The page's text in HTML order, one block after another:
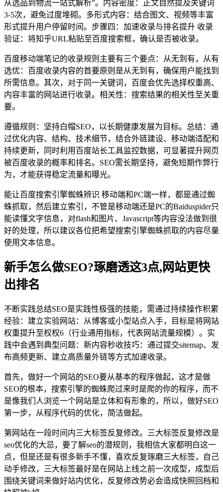
从选品到物流一站式解析”。内容密度：正文自然提及关键词
3-5次，避免过度堆砌。多形式内容：结合图文、视频等丰富
形式提升用户停留时间。步骤四：加速收录与排名提升 收录
验证：将知乎URL粘贴至百度搜索框，确认是否被收录。
百度移动端笔记的收录规则主要有三个要点：从无到有，从有
选优：百度收录内容的首要原则是从无到有，确保用户能找到
所需信息。其次，对于同一关键词，百度会优先选择权重高、
内容丰富的网站进行收录。相关性：搜索结果的相关性至关重
要。
遵循规则：坚持白帽SEO，以长期健康发展为目标。总结：通
过优化内容、结构、技术细节，结合外链建设、移动端适配和
持续更新，同时利用百度站长工具监控数据，可显著提升网页
被百度收录的概率和排名。SEO需长期坚持，避免短期作弊行
为，才能获得稳定流量和曝光。
能让百度搜索引擎蜘蛛辨识 移动端和PC端一样，都是通过蜘
蛛抓取，然后建立索引，不管是移动端还是PC的Baiduspider只
能读懂文字信息，对flash和图片、Javascript等内容没法做到很
好的处理，所以建议各位把希望搜索引擎蜘蛛抓取的内容尽量
使用文本信息。
新手怎么做SEO?琢磨透这3点,网站更快
出排名
不断实践总结SEO是实践性极强的技能，需通过持续操作积累
经验：建立实验网站：从博客或小型站点入手，目标是将网站
权重提升至权权6（行业通用指标，代表网站流量规模）。实
践中会遇到典型问题：新内容秒收技巧：通过提交sitemap、发
布高频更新、建立高质量外链等方式加速收录。
首先，做好一个网站的SEO要从基本的程序做起，这才是做
SEO的根本，搜索引擎的蜘蛛爬过来时是爬的你的程序，而不
是像我们人浏览一个网站是立体和有形象的，所以，做好SEO
第一步，从程序代码的优化，简洁做起。
第网站在一段时间内三大标签反复修改。三大标签反复修改是
seo优化的大忌，要了解seo的潜规则，我相信大家都明白这一
点，但是还是有很多新手不懂，喜欢反复琢磨三大标签，自己
动手修改，三大标签最好是在网站上线之前一次成型，成型后
围绕关键词来做好站内优化，反复修改势必会造成快照回档和